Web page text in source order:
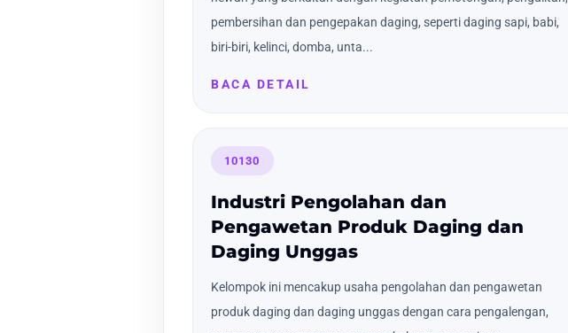
pembersihan dan pengepakan daging, seperti daging sapi, babi,
biri-biri, kelinci, domba, unta...
BACA DETAIL
10130
Industri Pengolahan dan
Pengawetan Produk Daging dan
Daging Unggas
Kelompok ini mencakup usaha pengolahan dan pengawetan
produk daging dan daging unggas dengan cara pengalengan,